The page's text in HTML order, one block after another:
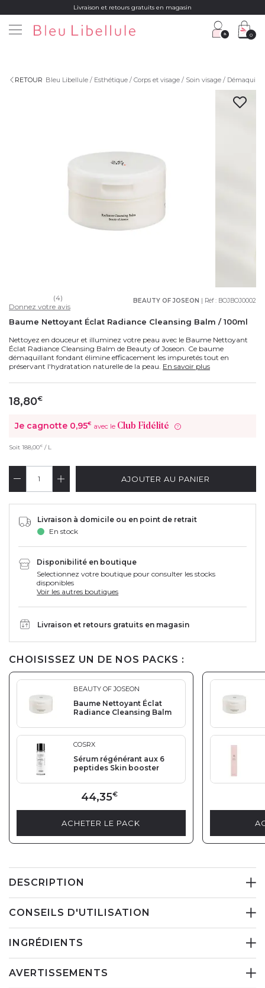
Livraison et retours gratuits en magasin
0
RETOUR Bleu Libellule Esthétique Corps et visage Soin visage
BEAUTY OF JOSEON | Réf : BOJBOJ0002
(4)
Donnez votre avis
Baume Nettoyant Éclat Radiance Cleansing Balm / 100ml
Nettoyez en douceur et illuminez votre peau avec le Baume Nettoyant
Éclat Radiance Cleansing Balm de Beauty of Joseon. Ce baume
démaquillant fondant élimine efficacement les impuretés tout en
préservant l'hydratation naturelle de la peau. En savoir plus
18,80€
Je cagnotte 0,95€ avec le Club Fidélité ?
Soit 188,00€ / L
AJOUTER AU PANIER
Livraison à domicile ou en point de retrait
En stock
Disponibilité en boutique
Selectionnez votre boutique pour consulter les stocks
disponibles
Voir les autres boutiques
Livraison et retours gratuits en magasin
CHOISISSEZ UN DE NOS PACKS :
BEAUTY OF JOSEON
Baume Nettoyant Éclat
Radiance Cleansing Balm
COSRX
Sérum régénérant aux 6
peptides Skin booster
44,35€
ACHETER LE PACK
DESCRIPTION
CONSEILS D'UTILISATION
INGRÉDIENTS
AVERTISSEMENTS